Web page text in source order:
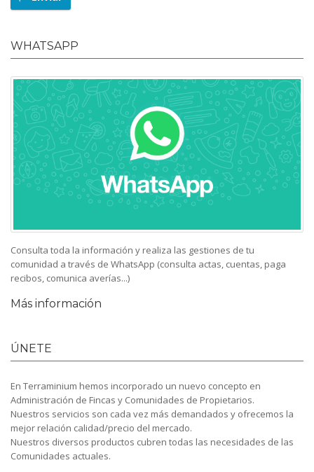
WHATSAPP
Consulta toda la información y realiza las gestiones de tu
comunidad a través de WhatsApp (consulta actas, cuentas, paga
recibos, comunica averías...)
Más información
ÚNETE
En Terraminium hemos incorporado un nuevo concepto en
Administración de Fincas y Comunidades de Propietarios.
Nuestros servicios son cada vez más demandados y ofrecemos la
mejor relación calidad/precio del mercado.
Nuestros diversos productos cubren todas las necesidades de las
Comunidades actuales.